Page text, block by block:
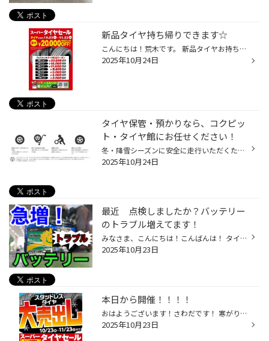
新品タイヤ持ち帰りできます☆
こんにちは！荒木です。 新品タイヤお持ち帰り大歓迎☆ 在庫があれば即日対応！！ ※ピットの状況によっては数日お時間をいただく場合もあります。 タイヤは自分でつけれるから持って帰りたい！ なんて方は是非ご相談ください( *´艸｀) 皆様のご来店お待ちしてます(*'▽')♪ 只今スタッドレスタイヤ大売...
2025年10月24日
タイヤ保管・預かりなら、コクピッ
ト・タイヤ館にお任せください！
冬・降雪シーズンに安全に走行いただくためには、夏タイヤから冬タイヤへの履き替えがとても重要ですが、 外したタイヤはどうすれば？とお困りのお客様がいらっしゃるのではないでしょうか？ 今回は「タイヤ保管」についてご紹介します。 「外したタイヤはどうすればいいの？」 夏タイヤから冬タイ...
2025年10月24日
最近 点検しましたか？バッテリー
のトラブル増えてます！
みなさま、こんにちは！こんばんは！ タイヤ館千歳です☆ 気温もグーっと下がり 今年もあの季節がやってきました。 そうバッテリートラブルです。。。 突然ですがバッテリーの寿命ご存じですか？ バッテリーの交換目安は大体３年と言わています。 それ以上ご使用になるとバッテリーの性能が低下し、 ...
2025年10月23日
本日から開催！！！！
おはようございます！さわだです！ 寒がりの僕には厳しい時期になりました。。。 本日からセール開催です！！！ 開催期間：10月23日（木）〜11月23日（日）まで＼スーパータイヤセールも同時開催中！／スタッドレスだけでなく、夏タイヤやメンテナンス用品もお得に♪セール期間中のお得なクーポン！...
2025年10月23日